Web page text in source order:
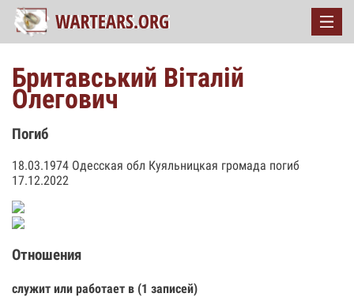
Бритавський Віталій
Олегович
Погиб
18.03.1974 Одесская обл Куяльницкая громада погиб
17.12.2022
Отношения
служит или работает в (1 записей)